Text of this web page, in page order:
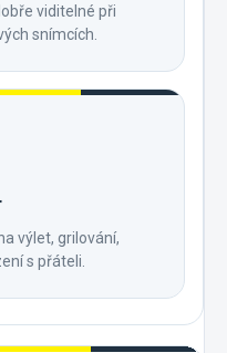
viditelné při
snímcích.
výlet, grilování,
s přáteli.